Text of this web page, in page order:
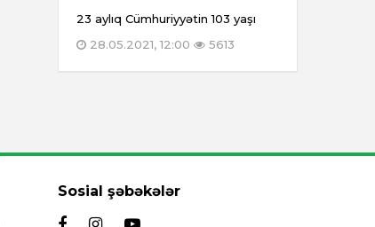
23 aylıq Cümhuriyyətin 103 yaşı
28.05.2021, 12:00
5613
Sosial şəbəkələr